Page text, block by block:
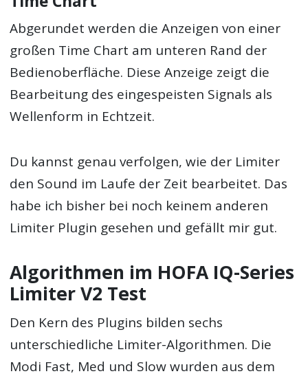
Abgerundet werden die Anzeigen von einer
großen Time Chart am unteren Rand der
Bedienoberfläche. Diese Anzeige zeigt die
Bearbeitung des eingespeisten Signals als
Wellenform in Echtzeit.
Du kannst genau verfolgen, wie der Limiter
den Sound im Laufe der Zeit bearbeitet. Das
habe ich bisher bei noch keinem anderen
Limiter Plugin gesehen und gefällt mir gut.
Algorithmen im HOFA IQ-Series
Limiter V2 Test
Den Kern des Plugins bilden sechs
unterschiedliche Limiter-Algorithmen. Die
Modi Fast, Med und Slow wurden aus dem